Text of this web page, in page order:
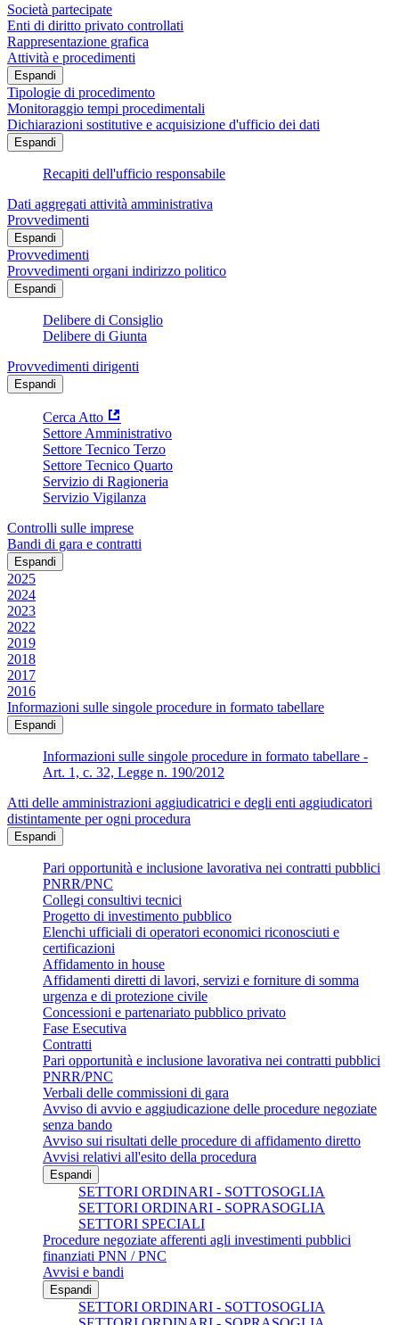
Società partecipate
Enti di diritto privato controllati
Rappresentazione grafica
Attività e procedimenti
Espandi
Tipologie di procedimento
Monitoraggio tempi procedimentali
Dichiarazioni sostitutive e acquisizione d'ufficio dei dati
Espandi
Recapiti dell'ufficio responsabile
Dati aggregati attività amministrativa
Provvedimenti
Espandi
Provvedimenti
Provvedimenti organi indirizzo politico
Espandi
Delibere di Consiglio
Delibere di Giunta
Provvedimenti dirigenti
Espandi
Cerca Atto
Settore Amministrativo
Settore Tecnico Terzo
Settore Tecnico Quarto
Servizio di Ragioneria
Servizio Vigilanza
Controlli sulle imprese
Bandi di gara e contratti
Espandi
2025
2024
2023
2022
2019
2018
2017
2016
Informazioni sulle singole procedure in formato tabellare
Espandi
Informazioni sulle singole procedure in formato tabellare -
Art. 1, c. 32, Legge n. 190/2012
Atti delle amministrazioni aggiudicatrici e degli enti aggiudicatori
distintamente per ogni procedura
Espandi
Pari opportunità e inclusione lavorativa nei contratti pubblici
PNRR/PNC
Collegi consultivi tecnici
Progetto di investimento pubblico
Elenchi ufficiali di operatori economici riconosciuti e
certificazioni
Affidamento in house
Affidamenti diretti di lavori, servizi e forniture di somma
urgenza e di protezione civile
Concessioni e partenariato pubblico privato
Fase Esecutiva
Contratti
Pari opportunità e inclusione lavorativa nei contratti pubblici
PNRR/PNC
Verbali delle commissioni di gara
Avviso di avvio e aggiudicazione delle procedure negoziate
senza bando
Avviso sui risultati delle procedure di affidamento diretto
Avvisi relativi all'esito della procedura
Espandi
SETTORI ORDINARI - SOTTOSOGLIA
SETTORI ORDINARI - SOPRASOGLIA
SETTORI SPECIALI
Procedure negoziate afferenti agli investimenti pubblici
finanziati PNN / PNC
Avvisi e bandi
Espandi
SETTORI ORDINARI - SOTTOSOGLIA